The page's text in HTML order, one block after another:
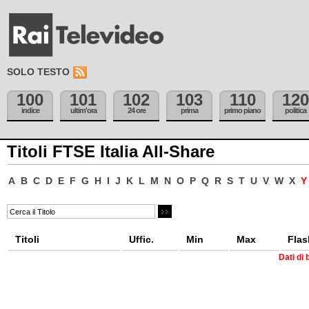
SOLO TESTO
100
indice
101
ultim'ora
102
24 ore
103
prima
110
primo piano
120
politica
Titoli FTSE Italia All-Share
A B C D E F G H I J K L M N O P Q R S T U V W X Y
Titoli Uffic. Min Max
Dati di